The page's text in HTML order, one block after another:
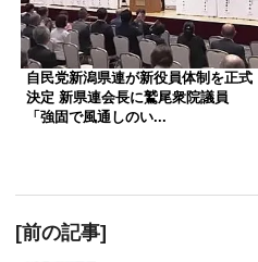
自民党新潟県連が新役員体制を正式
決定 新県連会長に鷲尾衆院議員
「強固で風通しのい...
[前の記事]